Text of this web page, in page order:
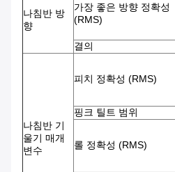
나침반 방
향
가장 좋은 방향 정확성
(RMS)
결의
나침반 기
울기 매개
변수
피치 정확성 (RMS)
핑크 틸트 범위
롤 정확성 (RMS)